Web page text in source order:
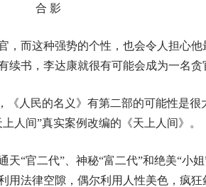
合 影
，而这种强势的个性，也会令人担心
书，李达康就很有可能会成为一名贪
《人民的名义》有第二部的可能性是
间”真实案例改编的《天上人间》。
“官二代”、神秘“富二代”和绝美“小
用法律空隙，偶尔利用人性美色，疯